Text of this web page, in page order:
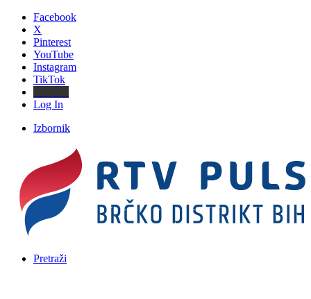
Facebook
X
Pinterest
YouTube
Instagram
TikTok
Log In
Izbornik
Pretraži